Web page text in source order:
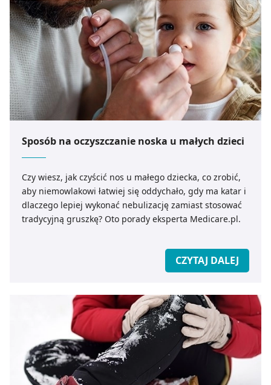
Sposób na oczyszczanie noska u małych dzieci
Czy wiesz, jak czyścić nos u małego dziecka, co zrobić,
aby niemowlakowi łatwiej się oddychało, gdy ma katar i
dlaczego lepiej wykonać nebulizację zamiast stosować
tradycyjną gruszkę? Oto porady eksperta Medicare.pl.
CZYTAJ DALEJ